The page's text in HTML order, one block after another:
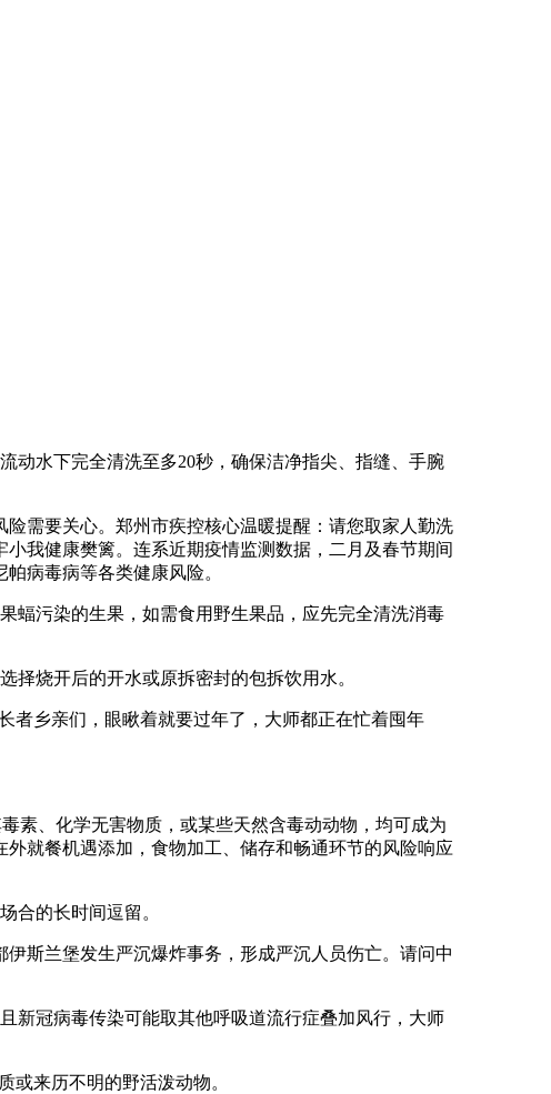
水下完全清洗至多20秒，确保洁净指尖、指缝、手腕
需要关心。郑州市疾控核心温暖提醒：请您取家人勤洗
我健康樊篱。连系近期疫情监测数据，二月及春节期间
病毒病等各类健康风险。
污染的生果，如需食用野生果品，应先完全清洗消毒
烧开后的开水或原拆密封的包拆饮用水。
乡亲们，眼瞅着就要过年了，大师都正在忙着囤年
、化学无害物质，或某些天然含毒动动物，均可成为
就餐机遇添加，食物加工、储存和畅通环节的风险响应
的长时间逗留。
斯兰堡发生严沉爆炸事务，形成严沉人员伤亡。请问中
冠病毒传染可能取其他呼吸道流行症叠加风行，大师
来历不明的野活泼动物。